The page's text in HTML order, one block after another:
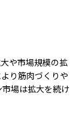
や市場規模の拡
り筋肉づくりや
場は拡大を続け